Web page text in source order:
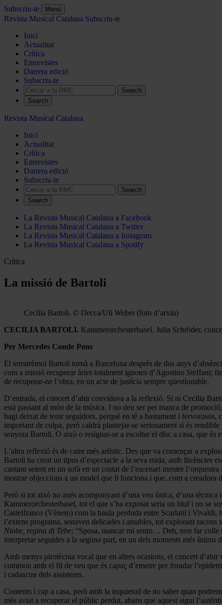
Subscriu-te Menú
Revista Musical Catalana Subscriu-te
Inici
Actualitat
Crítica
Entrevistes
Darrera edició
Subscriu-te
Search
Revista Musical Catalana
Inici
Actualitat
Crítica
Entrevistes
Darrera edició
Subscriu-te
Search
La Revista Musical Catalana a Facebook
La Revista Musical Catalana a Twitter
La Revista Musical Catalana a Instagram
La Revista Musical Catalana a Spotify
Crítica
La missió de Bartoli
Cecilia Bartoli. © Decca/Uli Weber (foto d’arxiu)
CECILIA BARTOLI. Kammerorchesterbasel. Julia Schröder,
Per Mercedes Conde Pons
El terratrèmol Bartoli tornà a Barcelona després de dos anys
com a missió recuperar àries totalment ignotes d’Agostino Steffani;
de recuperar-ne l’obra, en un acte de justícia sempre qüestionable.
D’entrada, el concert d’ahir convidava a la reflexió. Si ni Cecilia
està passant al món de la música. I no deu ser per manca de
hagi deixat de tenir seguidors, perquè en té a bastament i
important de culpa, però caldrà plantejar-se seriosament si és
senyora Bartoli. O això o resignar-se a escoltar el disc a casa, que
L’altra reflexió és de caire més artístic. Des que va començar a
Bartoli ha creat un tipus d’espectacle a la seva mida, amb llicències
cantant seient en un sofà en un costat de l’escenari mentre
mostrar objeccions a un model que li funciona i que, com a creadora
Però si tot això no anés acompanyant d’una veu única, d’una
Kammerorchesterbasel, tot el que s’ha exposat seria un bluf i no se
Castelfranco (Vèneto) com la baula perduda entre Scarlatti i
l’extens programa, sonaven delicades i amables, tot explorant
Niobe, regina di Tebe; “Sposa, mancar mi sento… Deh, non far colle
interpretar seguides a la segona part, en un dels moments més íntims
Amb menys pirotècnia vocal que en altres ocasions, el concert
commou amb el fil de veu que és capaç d’emetre per foradar
i cadascun dels assistents.
Contents i cap a casa, però amb la inquietud de no saber quan
més aviat a recuperar el públic perdut, abans que aquest sigui